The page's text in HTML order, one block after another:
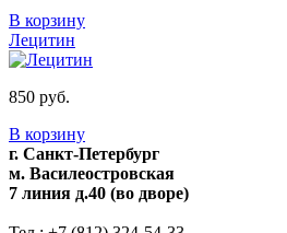
В корзину
Лецитин
850 руб.
В корзину
г. Санкт-Петербург
м. Василеостровская
7 линия д.40 (во дворе)